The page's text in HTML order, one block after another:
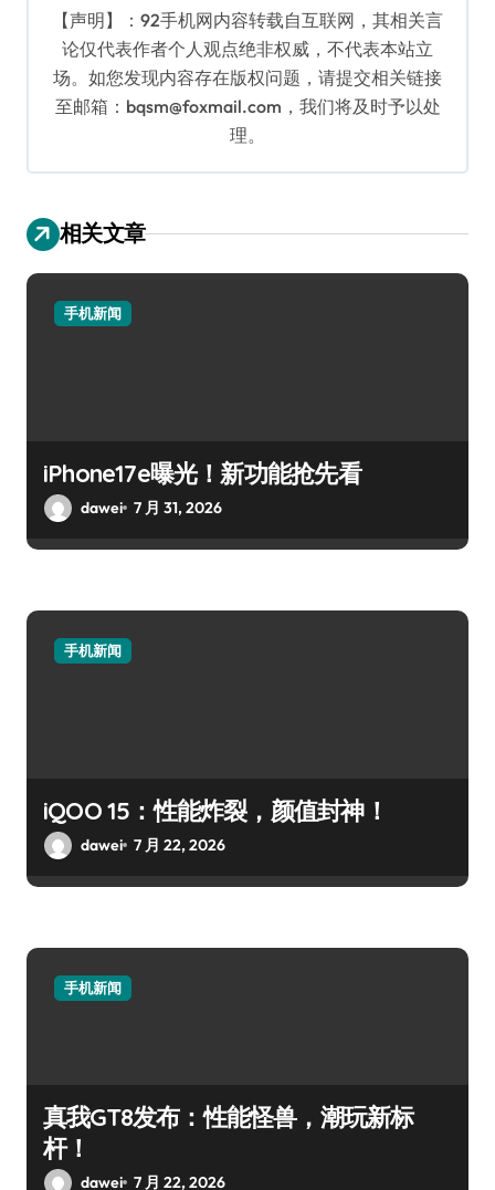
【声明】：92手机网内容转载自互联网，其相关言
论仅代表作者个人观点绝非权威，不代表本站立
场。如您发现内容存在版权问题，请提交相关链接
至邮箱：bqsm@foxmail.com，我们将及时予以处
理。
相关文章
手机新闻
iPhone17e曝光！新功能抢先看
dawei 7 月 31, 2026
手机新闻
iQOO 15：性能炸裂，颜值封神！
dawei 7 月 22, 2026
手机新闻
真我GT8发布：性能怪兽，潮玩新标
杆！
dawei 7 月 22, 2026